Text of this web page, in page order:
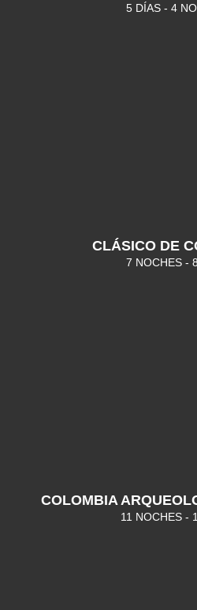
5 DÍAS - 4
CLÁSICO DE
7 NOCHES -
COLOMBIA
11 NOCHES -